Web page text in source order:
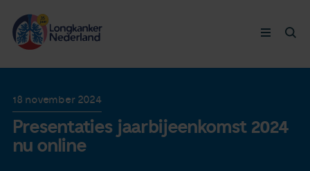
Longkanker
Leven met
18 november 2024
Presentaties jaarbijeenkomst 2024
nu online